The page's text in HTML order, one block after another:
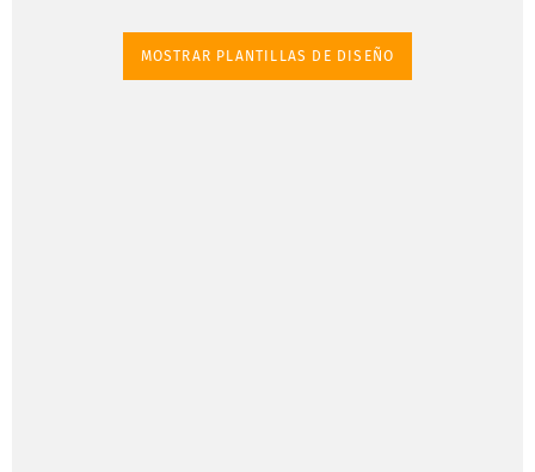
MOSTRAR PLANTILLAS DE DISEÑO